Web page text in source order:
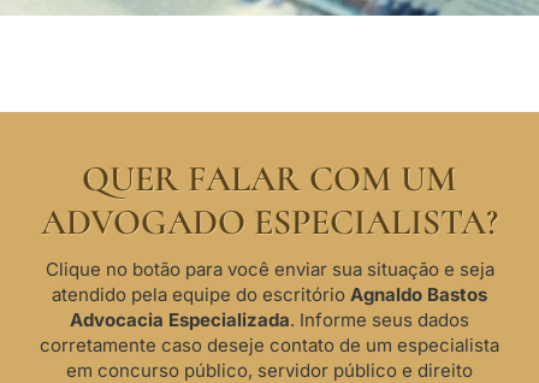
QUER FALAR COM UM
ADVOGADO ESPECIALISTA?
Clique no botão para você enviar sua situação e seja
atendido pela equipe do escritório Agnaldo Bastos
Advocacia Especializada. Informe seus dados
corretamente caso deseje contato de um especialista
em concurso público, servidor público e direito